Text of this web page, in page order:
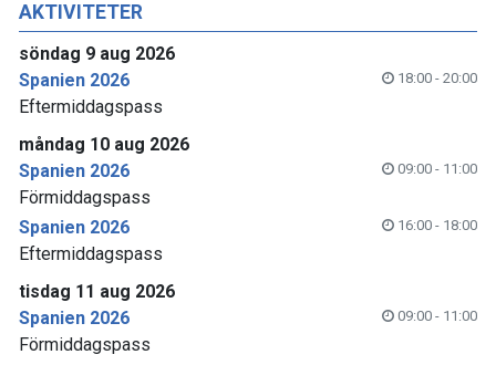
AKTIVITETER
söndag 9 aug 2026
Spanien 2026
18:00 - 20:00
Eftermiddagspass
måndag 10 aug 2026
Spanien 2026
09:00 - 11:00
Förmiddagspass
Spanien 2026
16:00 - 18:00
Eftermiddagspass
tisdag 11 aug 2026
Spanien 2026
09:00 - 11:00
Förmiddagspass